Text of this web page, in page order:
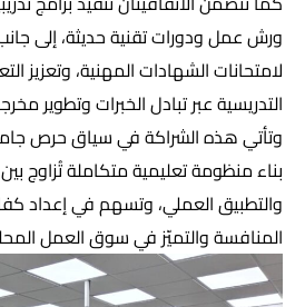
ورش عمل ودورات تقنية حديثة، إلى
لامتحانات الشهادات المهنية، وتعزيز
التدريسية عبر تبادل الخبرات وتطوير
وتأتي هذه الشراكة في سياق حرص
بناء منظومة تعليمية متكاملة تُزاوج
والتطبيق العملي، وتسهم في إعداد
المنافسة والتميّز في سوق العمل